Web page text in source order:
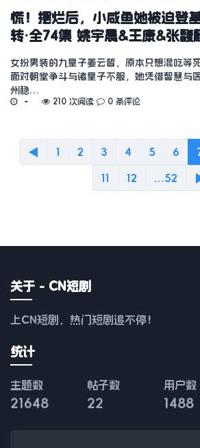
慌！摆烂后，小咸鱼她被迫登
转·全74集 姚宇晨&王康&张馥
女扮男装的九皇子姜云皙，原本只想混吃等
面对朝堂争斗与诸皇子不服，她凭借智慧与
州稳…
210 次阅读 0 条评论
◀ 1 2 3 4 5 6
11 12 ...52
关于 - CN短剧
上CN短剧，热门短剧追不停！
统计
主题数
21648
帖子数
22
用户数
1488